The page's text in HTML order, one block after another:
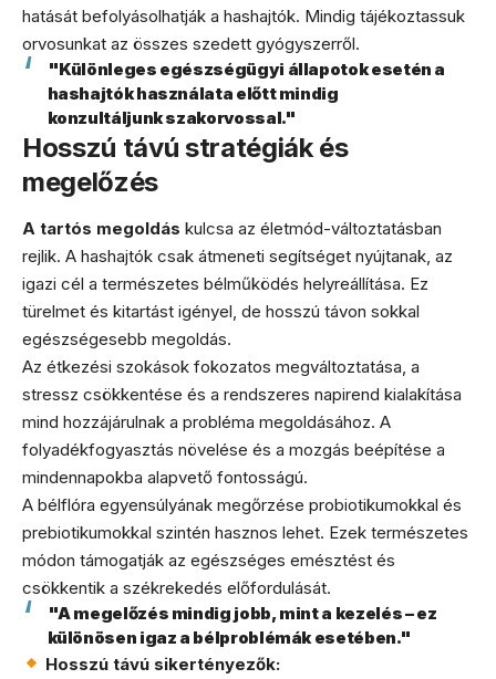
hatását befolyásolhatják a hashajtók. Mindig tájékoztassuk
orvosunkat az összes szedett gyógyszerről.
"Különleges egészségügyi állapotok esetén a
hashajtók használata előtt mindig
konzultáljunk szakorvossal."
Hosszú távú stratégiák és
megelőzés
A tartós megoldás kulcsa az életmód-változtatásban
rejlik. A hashajtók csak átmeneti segítséget nyújtanak, az
igazi cél a természetes bélműködés helyreállítása. Ez
türelmet és kitartást igényel, de hosszú távon sokkal
egészségesebb megoldás.
Az étkezési szokások fokozatos megváltoztatása, a
stressz csökkentése és a rendszeres napirend kialakítása
mind hozzájárulnak a probléma megoldásához. A
folyadékfogyasztás növelése és a mozgás beépítése a
mindennapokba alapvető fontosságú.
A bélflóra egyensúlyának megőrzése probiotikumokkal és
prebiotikumokkal szintén hasznos lehet. Ezek természetes
módon támogatják az egészséges emésztést és
csökkentik a székrekedés előfordulását.
"A megelőzés mindig jobb, mint a kezelés – ez
különösen igaz a bélproblémák esetében."
Hosszú távú sikertényezők: